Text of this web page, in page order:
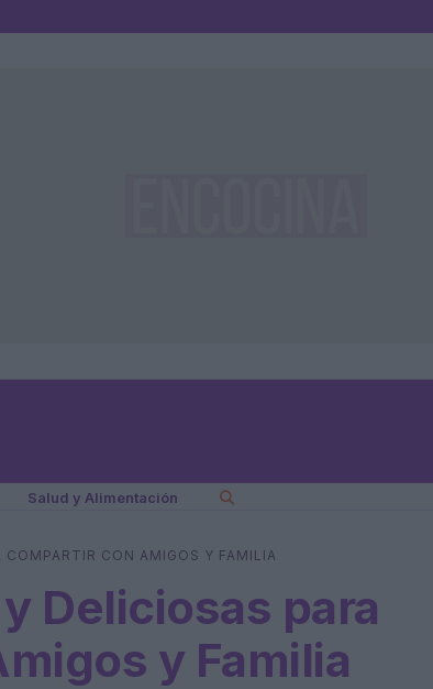
Salud y Alimentación
COMPARTIR CON AMIGOS Y FAMILIA
Deliciosas para
y Familia